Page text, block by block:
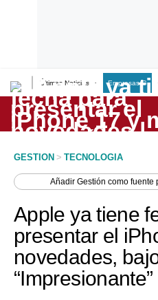
Últimas Noticias Empresas G
Lo último
Peru Quiosco
Economía
Mercados
Perú
GESTION > TECNOLOGIA
AñadirGestión como fuente
Apple ya tiene
presentar el
novedades,
“Impresionante”